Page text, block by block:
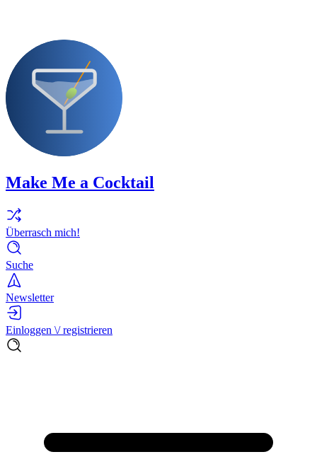
Make Me a Cocktail
Überrasch mich!
Suche
Newsletter
Einloggen \/ registrieren